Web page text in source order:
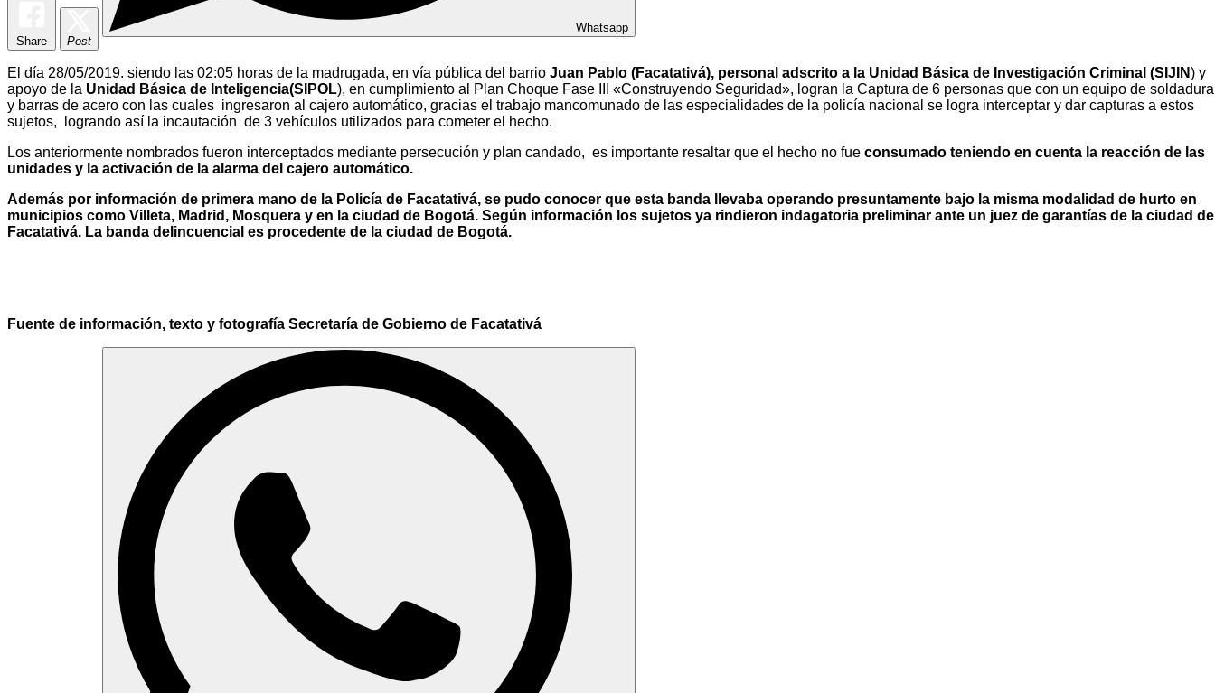
Share Post
Whatsapp
El día 28/05/2019. siendo las 02:05 horas de la madrugada, en vía pública del barrio Juan Pablo (Facatativá), personal adscrito a la Unidad Básica de Investigación Criminal (SIJIN) y
apoyo de la Unidad Básica de Inteligencia(SIPOL), en cumplimiento al Plan Choque Fase III «Construyendo Seguridad», logran la Captura de 6 personas que con un equipo de soldadura
y barras de acero con las cuales ingresaron al cajero automático, gracias el trabajo mancomunado de las especialidades de la policía nacional se logra interceptar y dar capturas a estos
sujetos, logrando así la incautación de 3 vehículos utilizados para cometer el hecho.
Los anteriormente nombrados fueron interceptados mediante persecución y plan candado, es importante resaltar que el hecho no fue consumado teniendo en cuenta la reacción de las
unidades y la activación de la alarma del cajero automático.
Además por información de primera mano de la Policía de Facatativá, se pudo conocer que esta banda llevaba operando presuntamente bajo la misma modalidad de hurto en
municipios como Villeta, Madrid, Mosquera y en la ciudad de Bogotá. Según información los sujetos ya rindieron indagatoria preliminar ante un juez de garantías de la ciudad de
Facatativá. La banda delincuencial es procedente de la ciudad de Bogotá.
Fuente de información, texto y fotografía Secretaría de Gobierno de Facatativá